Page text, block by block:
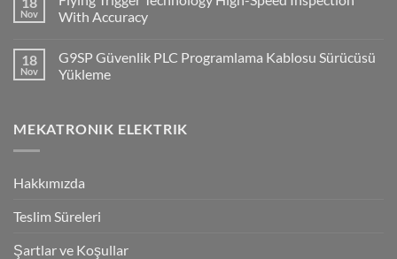
Q2A
Ve
NPN/PNP
Giriş
Bağlantılar
Nov
With Accuracy
on
Flying
Trigger
Inspection
With
18
Nov
G9SP Güvenlik PLC Programlama Kablosu Sürücüsü
Yükleme
G9SP
Güvenlik
Sürücüsü
MEKATRONIK ELEKTRIK
Hakkımızda
Teslim Süreleri
Şartlar ve Koşullar